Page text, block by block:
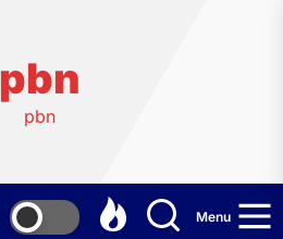
pbn
pbn
Menu